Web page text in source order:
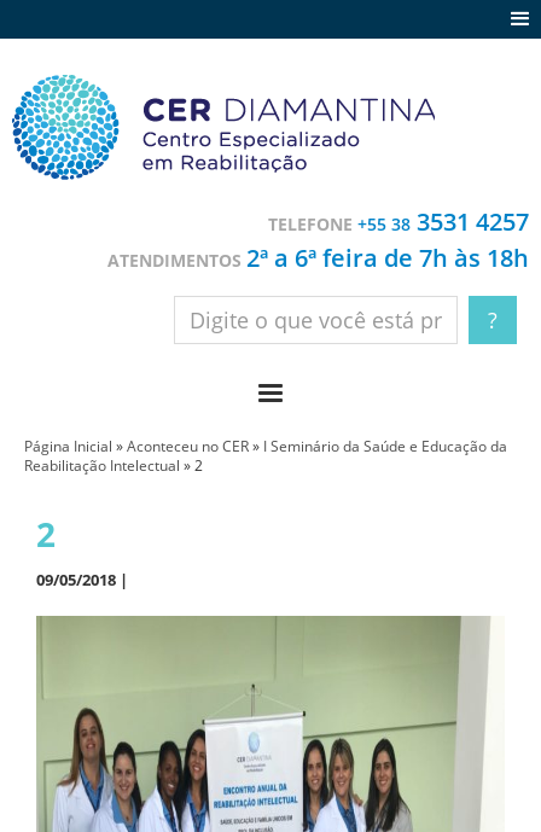
Contato
TELEFONE +55 38 3531 4257
ATENDIMENTOS 2ª a 6ª feira de 7h às 18h
Página Inicial »Aconteceu no CER» I Seminário da Saúde e Educação da
Reabilitação Intelectual »2
2
09/05/2018 |